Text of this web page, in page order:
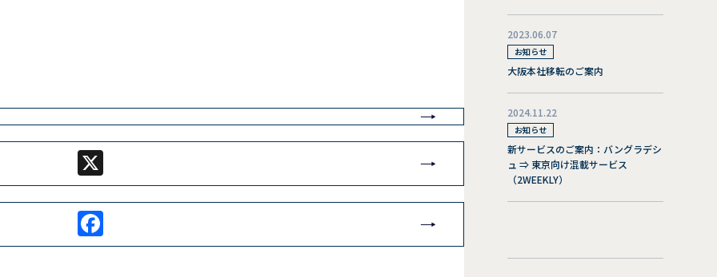
2023.06.07
お知らせ
大阪本社移転のご案内
2024.11.22
お知らせ
新サービスのご案内：バングラデシ
ュ ⇒ 東京向け混載サービス
（2WEEKLY）